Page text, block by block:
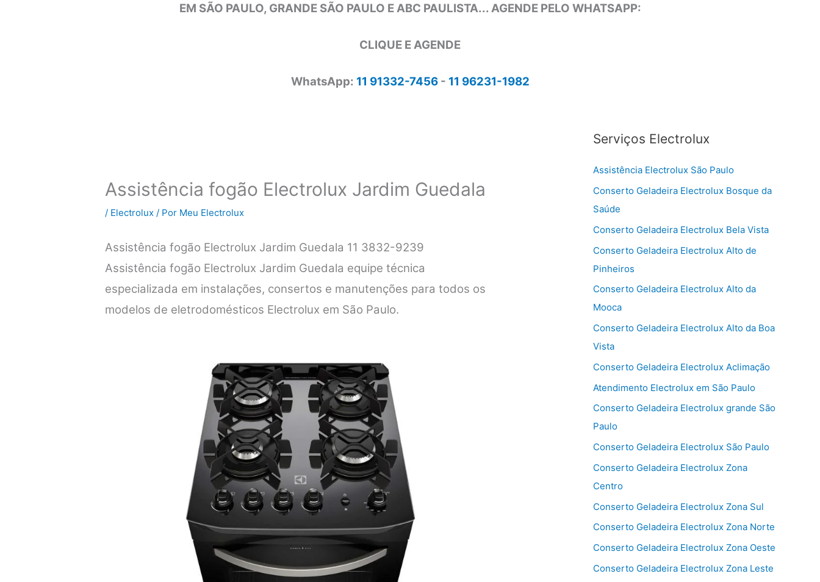
EM SÃO PAULO, GRANDE SÃO PAULO E ABC PAULISTA... AGENDE PELO WHATSAPP:
CLIQUE E AGENDE
WhatsApp: 11 91332-7456- 11 96231-1982
Assistência fogão Electrolux Jardim Guedala
/ Electrolux / Por Meu Electrolux
Assistência fogão Electrolux Jardim Guedala 11 3832-9239
Assistência fogão Electrolux Jardim Guedala equipe técnica
especializada em instalações, consertos e manutenções para todos os
modelos de eletrodomésticos Electrolux em São Paulo.
Serviços Electrolux
Assistência Electrolux São Paulo
Conserto Geladeira Electrolux Bosque da
Saúde
Conserto Geladeira Electrolux Bela Vista
Conserto Geladeira Electrolux Alto de
Pinheiros
Conserto Geladeira Electrolux Alto da
Mooca
Conserto Geladeira Electrolux Alto da Boa
Vista
Conserto Geladeira Electrolux Aclimação
Atendimento Electrolux em São Paulo
Conserto Geladeira Electrolux grande São
Paulo
Conserto Geladeira Electrolux São Paulo
Conserto Geladeira Electrolux Zona
Centro
Conserto Geladeira Electrolux Zona Sul
Conserto Geladeira Electrolux Zona Norte
Conserto Geladeira Electrolux Zona Oeste
Conserto Geladeira Electrolux Zona Leste